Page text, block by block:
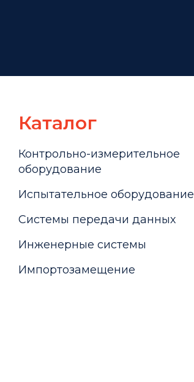
Каталог
Контрольно-измерительное
оборудование
Испытательное оборудование
Системы передачи данных
Инженерные системы
Импортозамещение